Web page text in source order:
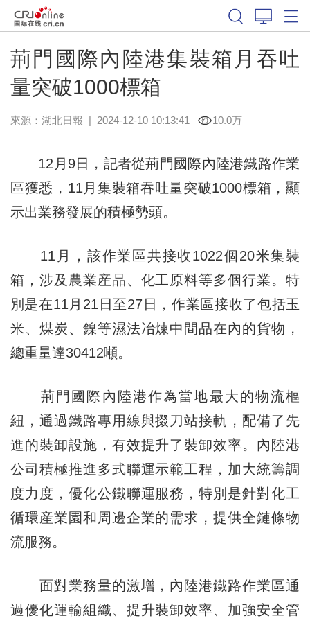
荊門國際內陸港集裝箱月吞吐
量突破1000標箱
來源： 湖北日報 | 2024-12-10 10:13:41 10.0万
12月9日，記者從荊門國際內陸港鐵路作業
區獲悉，11月集裝箱吞吐量突破1000標箱，顯
示出業務發展的積極勢頭。
11月，該作業區共接收1022個20米集裝
箱，涉及農業産品、化工原料等多個行業。特
別是在11月21日至27日，作業區接收了包括玉
米、煤炭、鎳等濕法冶煉中間品在內的貨物，
總重量達30412噸。
荊門國際內陸港作為當地最大的物流樞
紐，通過鐵路專用線與掇刀站接軌，配備了先
進的裝卸設施，有效提升了裝卸效率。內陸港
公司積極推進多式聯運示範工程，加大統籌調
度力度，優化公鐵聯運服務，特別是針對化工
循環産業園和周邊企業的需求，提供全鏈條物
流服務。
面對業務量的激增，內陸港鐵路作業區通
過優化運輸組織、提升裝卸效率、加強安全管